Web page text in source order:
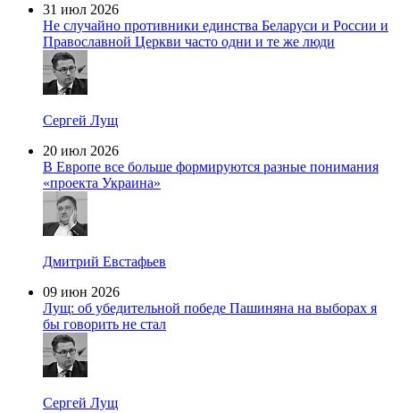
31 июл 2026
Не случайно противники единства Беларуси и России и
Православной Церкви часто одни и те же люди
Сергей Лущ
20 июл 2026
В Европе все больше формируются разные понимания
«проекта Украина»
Дмитрий Евстафьев
09 июн 2026
Лущ: об убедительной победе Пашиняна на выборах я
бы говорить не стал
Сергей Лущ